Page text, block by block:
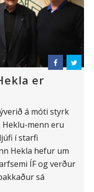
er
á móti styrk
menn eru
í starfi
Hekla hefur um
ÍF og verður
sá